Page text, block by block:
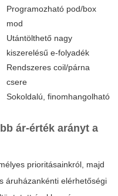
Programozható pod/box
mod
Utántölthető nagy
kiszerelésű e-folyadék
Rendszeres coil/párna
csere
Sokoldalú, finomhangolható
ár-érték arányt a
prioritásainkról, majd
áruházankénti elérhetőségi